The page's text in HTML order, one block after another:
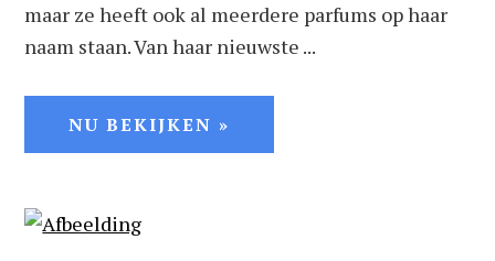
maar ze heeft ook al meerdere parfums op haar
naam staan. Van haar nieuwste ...
NU BEKIJKEN »